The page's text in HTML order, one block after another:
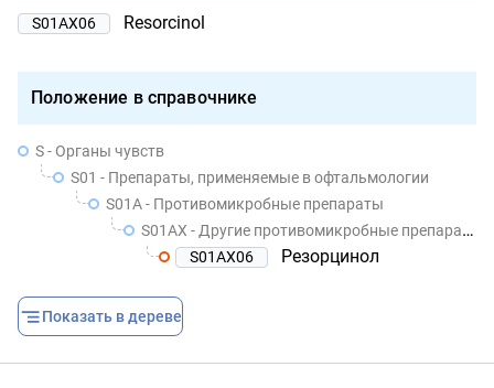
S01AX06 Resorcinol
Положение в справочнике
S - Органы чувств
S01 - Препараты, применяемые в офтальмологии
S01A - Противомикробные препараты
S01AX - Другие противомикробные препараты
S01AX06
Резорцинол
Показать в дереве